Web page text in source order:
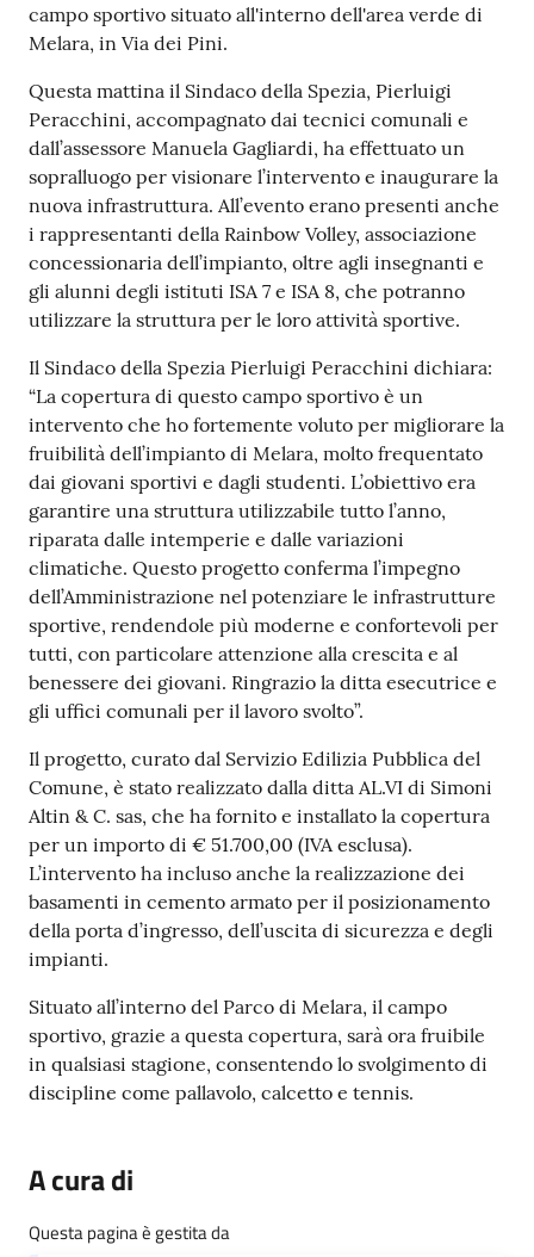
C
e
r
t
i
f
i
c
a
t
i
A
n
a
g
r
a
f
i
c
i
n
l
i
n
e
A
N
P
R
Tutti
gli
Seguici
campo sportivo situato all'interno dell'area verde di
Melara, in Via dei Pini.
Questa mattina il Sindaco della Spezia, Pierluigi
Peracchini, accompagnato dai tecnici comunali e
dall’assessore Manuela Gagliardi, ha effettuato un
sopralluogo per visionare l’intervento e inaugurare la
nuova infrastruttura. All’evento erano presenti anche
i rappresentanti della Rainbow Volley, associazione
concessionaria dell’impianto, oltre agli insegnanti e
gli alunni degli istituti ISA 7 e ISA 8, che potranno
utilizzare la struttura per le loro attività sportive.
Il Sindaco della Spezia Pierluigi Peracchini dichiara:
“La copertura di questo campo sportivo è un
intervento che ho fortemente voluto per migliorare la
fruibilità dell’impianto di Melara, molto frequentato
dai giovani sportivi e dagli studenti. L’obiettivo era
garantire una struttura utilizzabile tutto l’anno,
riparata dalle intemperie e dalle variazioni
climatiche. Questo progetto conferma l’impegno
dell’Amministrazione nel potenziare le infrastrutture
sportive, rendendole più moderne e confortevoli per
tutti, con particolare attenzione alla crescita e al
benessere dei giovani. Ringrazio la ditta esecutrice e
gli uffici comunali per il lavoro svolto”.
Il progetto, curato dal Servizio Edilizia Pubblica del
Comune, è stato realizzato dalla ditta AL.VI di Simoni
Altin & C. sas, che ha fornito e installato la copertura
per un importo di € 51.700,00 (IVA esclusa).
L’intervento ha incluso anche la realizzazione dei
basamenti in cemento armato per il posizionamento
della porta d’ingresso, dell’uscita di sicurezza e degli
impianti.
Situato all’interno del Parco di Melara, il campo
sportivo, grazie a questa copertura, sarà ora fruibile
in qualsiasi stagione, consentendo lo svolgimento di
discipline come pallavolo, calcetto e tennis.
A cura di
Questa pagina è gestita da